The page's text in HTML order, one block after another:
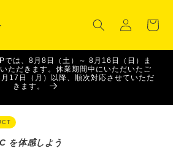
イ
ー
では、8月8日（土）～ 8月16日（日）ま
ただきます。休業期間中にいただいたご
17日（月）以降、順次対応させていただ
きます。
を体感しよう